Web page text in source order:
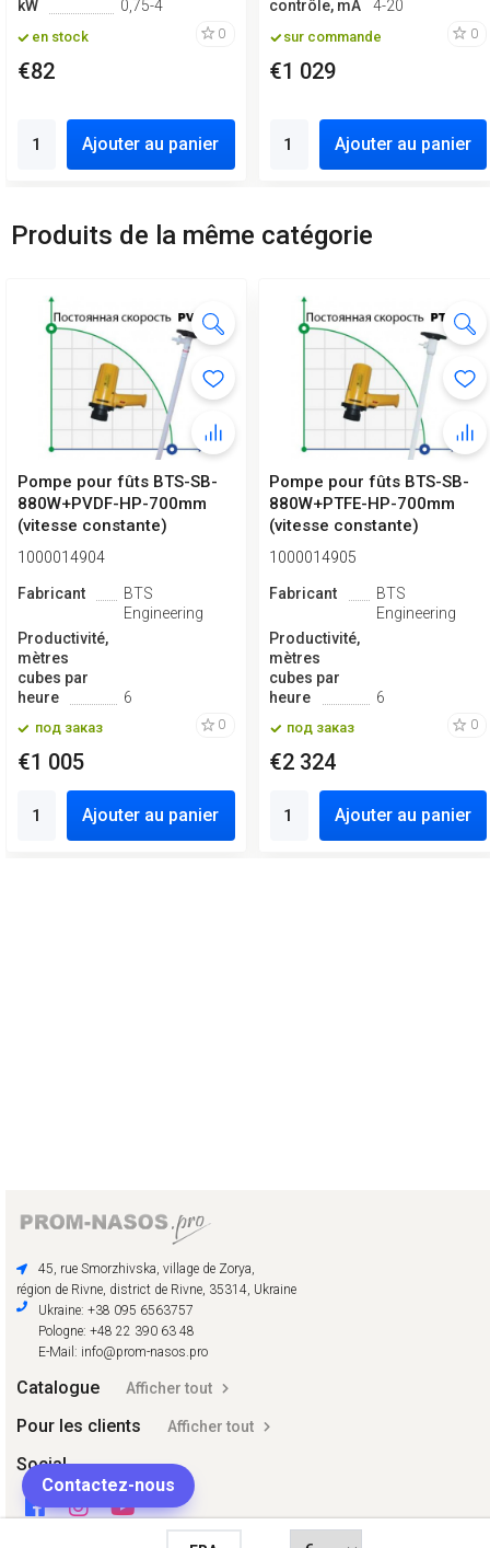
kW
0,75-4
en stock 0
€82
Ajouter au panier
contrôle, mA
4-20
sur commande 0
€1 029
Ajouter au panier
Produits de la même catégorie
Pompe pour fûts BTS-SB-
880W+PVDF-HP-700mm
(vitesse constante)
1000014904
Fabricant
BTS
Engineering
Productivité,
mètres
cubes par
heure
6
под заказ 0
€1 005
Ajouter au panier
Pompe pour fûts BTS-SB-
880W+PTFE-HP-700mm
(vitesse constante)
1000014905
Fabricant
BTS
Engineering
Productivité,
mètres
cubes par
heure
6
под заказ 0
€2 324
Ajouter au panier
45, rue Smorzhivska, village de Zorya,
région de Rivne, district de Rivne, 35314, Ukraine
Ukraine: +38 095 6563757
Pologne: +48 22 390 63 48
E-Mail: info@prom-nasos.pro
Catalogue Afficher tout
Pour les clients Afficher tout
Social
Contactez-nous